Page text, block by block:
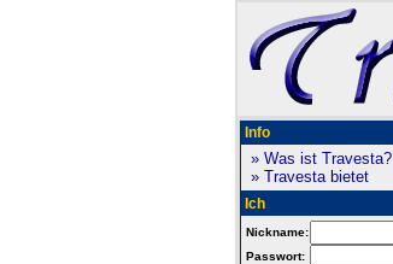
Info
» Was ist Travesta?
» Travesta bietet
Ich
Nickname:
Passwort: